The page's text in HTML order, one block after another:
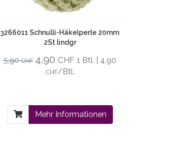
3266011 Schnulli-Häkelperle 20mm
2St lindgr
5,90CHF 4,90 CHF 1 Btl. | 4,90
CHF/Btl.
Mehr Informationen